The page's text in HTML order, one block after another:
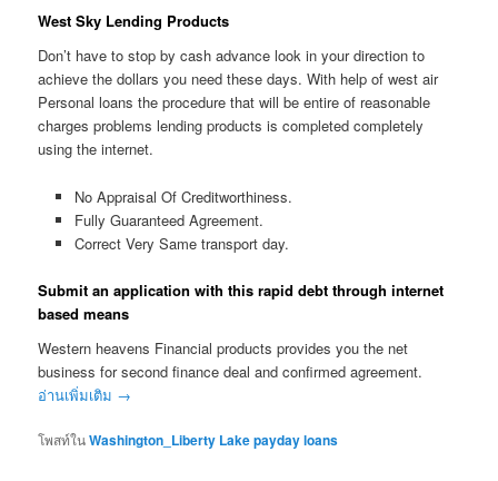
West Sky Lending Products
Don’t have to stop by cash advance look in your direction to
achieve the dollars you need these days. With help of west air
Personal loans the procedure that will be entire of reasonable
charges problems lending products is completed completely
using the internet.
No Appraisal Of Creditworthiness.
Fully Guaranteed Agreement.
Correct Very Same transport day.
Submit an application with this rapid debt through internet
based means
Western heavens Financial products provides you the net
business for second finance deal and confirmed agreement.
อ่านเพิ่มเติม →
โพสท์ในWashington_Liberty Lake payday loans